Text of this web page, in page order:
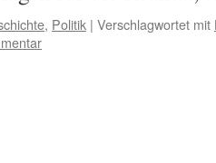
, Politik | Verschlagwortet mit